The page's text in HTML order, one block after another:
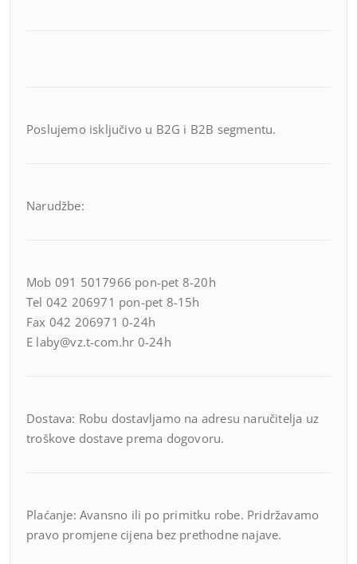
Poslujemo isključivo u B2G i B2B segmentu.
Narudžbe:
Mob 091 5017966 pon-pet 8-20h
Tel 042 206971 pon-pet 8-15h
Fax 042 206971 0-24h
E laby@vz.t-com.hr 0-24h
Dostava: Robu dostavljamo na adresu naručitelja uz
troškove dostave prema dogovoru.
Plaćanje: Avansno ili po primitku robe. Pridržavamo
pravo promjene cijena bez prethodne najave.